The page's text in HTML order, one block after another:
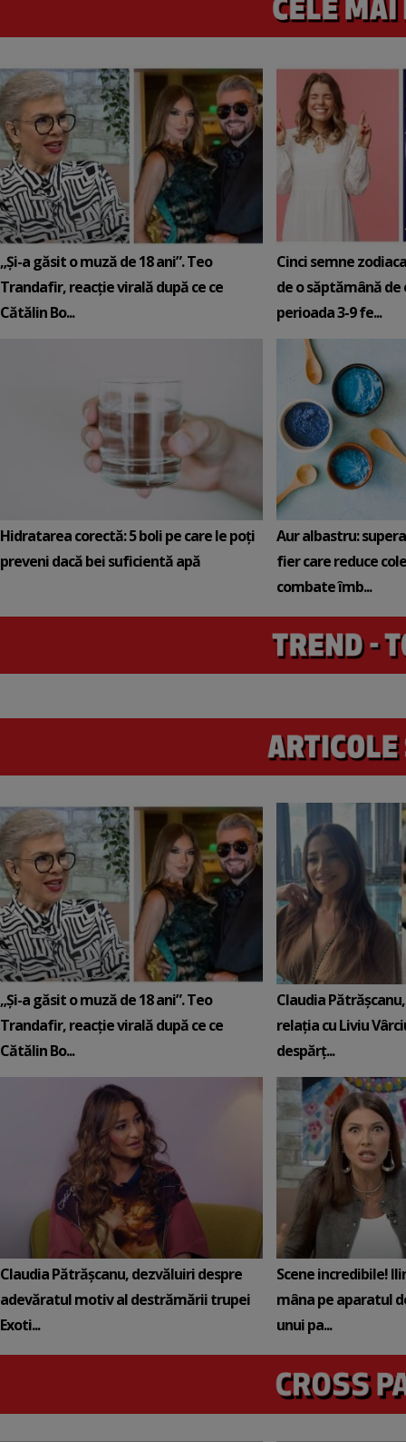
„Și-a găsit o muză de 18 ani”. Teo
Trandafir, reacție virală după ce ce
Cătălin Bo...
Cinci semne
de o săptămână de
perioada 3-9 fe...
Hidratarea corectă: 5 boli pe care le poți
preveni dacă bei suficientă apă
Aur albastru:
fier care reduce
combate îmb...
„Și-a găsit o muză de 18 ani”. Teo
Trandafir, reacție virală după ce ce
Cătălin Bo...
Claudia
relația cu Liviu
despărț...
Claudia Pătrășcanu, dezvăluiri despre
adevăratul motiv al destrămării trupei
Exoti...
Scene incredibile!
mâna pe aparatul
unui pa...